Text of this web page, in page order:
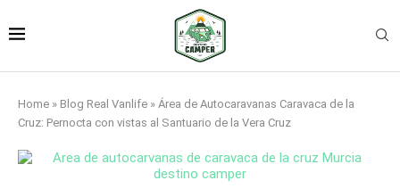
Home » Blog Real Vanlife » Área de Autocaravanas Caravaca de la
Cruz: Pernocta con vistas al Santuario de la Vera Cruz